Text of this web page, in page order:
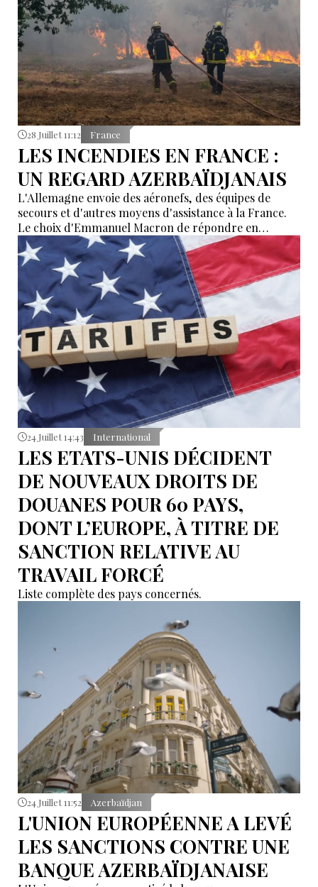
28 Juillet 11:12 France
LES INCENDIES EN FRANCE :
UN REGARD AZERBAÏDJANAIS
L'Allemagne envoie des aéronefs, des équipes de
secours et d'autres moyens d'assistance à la France.
Le choix d'Emmanuel Macron de répondre en
allemand a eu une portée symbolique.
24 Juillet 14:43 International
LES ETATS-UNIS DÉCIDENT
DE NOUVEAUX DROITS DE
DOUANES POUR 60 PAYS,
DONT L’EUROPE, À TITRE DE
SANCTION RELATIVE AU
TRAVAIL FORCÉ
Liste complète des pays concernés.
24 Juillet 11:52 Azerbaïdjan
L'UNION EUROPÉENNE A LEVÉ
LES SANCTIONS CONTRE UNE
BANQUE AZERBAÏDJANAISE